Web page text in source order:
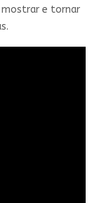
mostrar e tornar